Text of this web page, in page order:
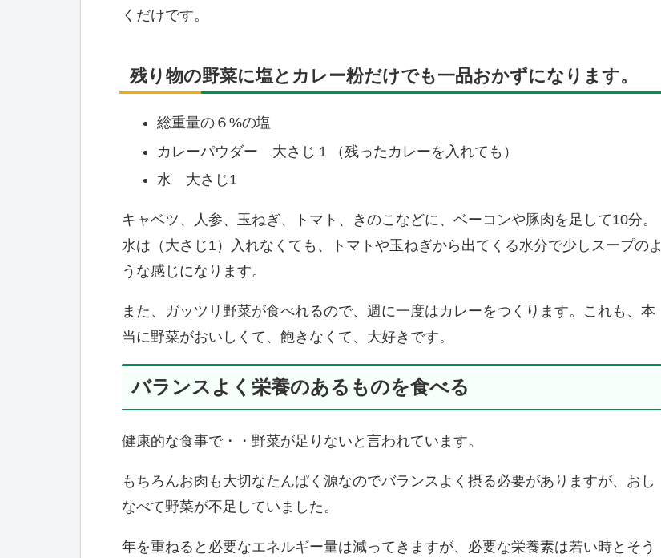
くだけです。
残り物の野菜に塩とカレー粉だけでも一品おかずになります。
総重量の６%の塩
カレーパウダー 大さじ１（残ったカレーを入れても）
水 大さじ1
キャベツ、人参、玉ねぎ、トマト、きのこなどに、ベーコンや豚肉を足して10分。
水は（大さじ1）入れなくても、トマトや玉ねぎから出てくる水分で少しスープのよ
うな感じになります。
また、ガッツリ野菜が食べれるので、週に一度はカレーをつくります。これも、本
当に野菜がおいしくて、飽きなくて、大好きです。
バランスよく栄養のあるものを食べる
健康的な食事で・・野菜が足りないと言われています。
もちろんお肉も大切なたんぱく源なのでバランスよく摂る必要がありますが、おし
なべて野菜が不足していました。
年を重ねると必要なエネルギー量は減ってきますが、必要な栄養素は若い時とそう